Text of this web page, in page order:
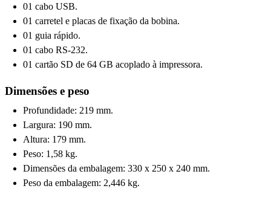
01 cabo USB.
01 carretel e placas de fixação da bobina.
01 guia rápido.
01 cabo RS-232.
01 cartão SD de 64 GB acoplado à impressora.
Dimensões e peso
Profundidade: 219 mm.
Largura: 190 mm.
Altura: 179 mm.
Peso: 1,58 kg.
Dimensões da embalagem: 330 x 250 x 240 mm.
Peso da embalagem: 2,446 kg.